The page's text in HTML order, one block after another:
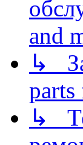
and
↳
↳